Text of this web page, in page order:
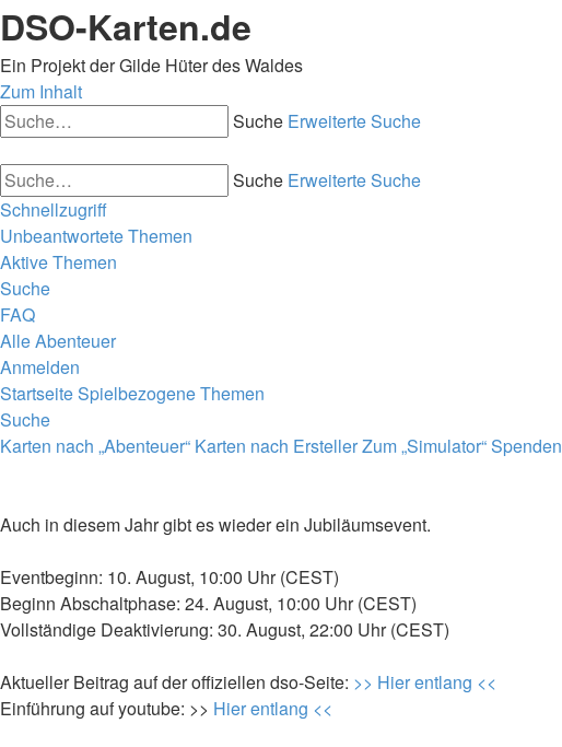
DSO-Karten.de
Ein Projekt der Gilde Hüter des Waldes
Zum Inhalt
Suche Erweiterte Suche
Suche Erweiterte Suche
Schnellzugriff
Unbeantwortete Themen
Aktive Themen
Suche
FAQ
Alle Abenteuer
Anmelden
StartseiteSpielbezogene Themen
Suche
Karten nach „Abenteuer“ Karten nach ErstellerZum „Simulator“Spenden
Auch in diesem Jahr gibt es wieder ein Jubiläumsevent.
Eventbeginn: 10. August, 10:00 Uhr (CEST)
Beginn Abschaltphase: 24. August, 10:00 Uhr (CEST)
Vollständige Deaktivierung: 30. August, 22:00 Uhr (CEST)
Aktueller Beitrag auf der offiziellen dso-Seite: >> Hier entlang <<
Einführung auf youtube: >> Hier entlang <<